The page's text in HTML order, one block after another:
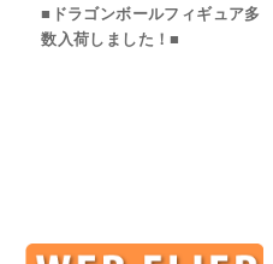
■ドラゴンボールフィギュア多
数入荷しました！■